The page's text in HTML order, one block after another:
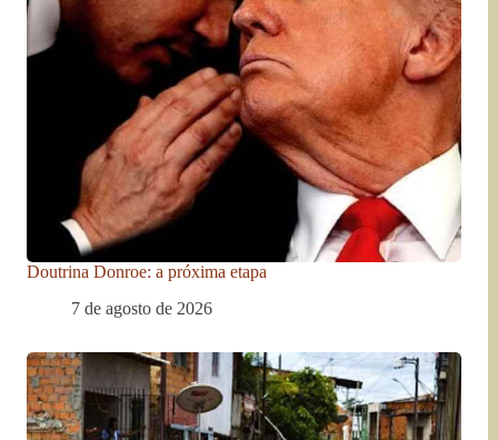
Doutrina Donroe: a próxima etapa
7 de agosto de 2026